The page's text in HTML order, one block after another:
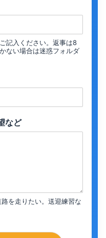
記入ください。返事は8
ない場合は迷惑フォルダ
など
を走りたい。送迎練習な